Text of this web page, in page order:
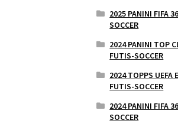
2025 PANINI FIFA
SOCCER
2024 PANINI TOP
FUTIS-SOCCER
2024 TOPPS UEFA
FUTIS-SOCCER
2024 PANINI FIFA
SOCCER